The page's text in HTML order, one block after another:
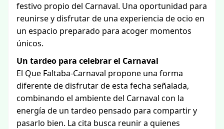
festivo propio del Carnaval. Una oportunidad para
reunirse y disfrutar de una experiencia de ocio en
un espacio preparado para acoger momentos
únicos.
Un tardeo para celebrar el Carnaval
El Que Faltaba-Carnaval propone una forma
diferente de disfrutar de esta fecha señalada,
combinando el ambiente del Carnaval con la
energía de un tardeo pensado para compartir y
pasarlo bien. La cita busca reunir a quienes